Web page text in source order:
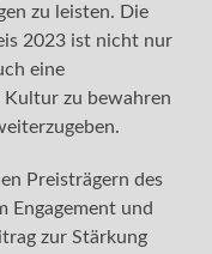
zu leisten. Die
2023 ist nicht nur
eine
Kultur zu bewahren
Preisträgern des
Engagement und
zur Stärkung